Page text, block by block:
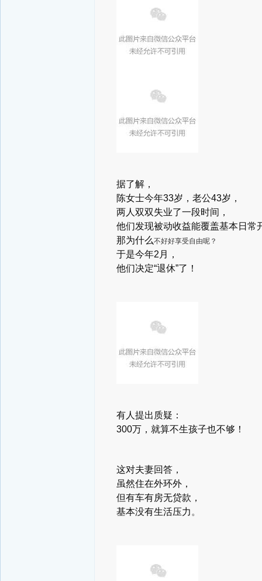
据了解，
陈女士今年33岁，老公43岁，
两人双双失业了一段时间，
他们发现被动收益能覆盖基本日常
那为什么不好好享受自由呢？
于是今年2月，
他们决定“退休”了！
有人提出质疑：
300万，就算不生孩子也不够！
这对夫妻回答，
虽然住在外环外，
但有车有房无贷款，
基本没有生活压力 。